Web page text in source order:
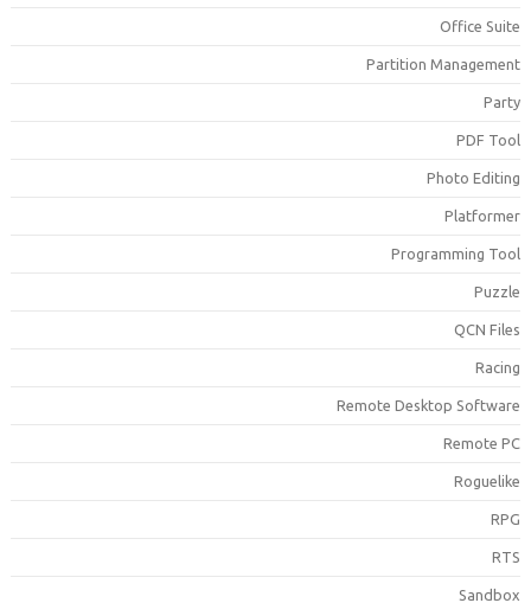
Office
Partition
PDF
Photo
Programming
QCN
Remote Desktop
Remote